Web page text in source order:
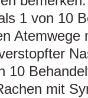
1 von 10
Atemwege
10
mit